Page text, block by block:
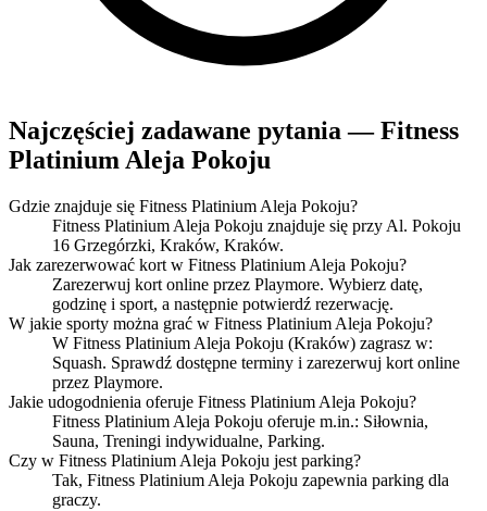
Najczęściej zadawane pytania — Fitness
Platinium Aleja Pokoju
Gdzie znajduje się Fitness Platinium Aleja Pokoju?
Fitness Platinium Aleja Pokoju znajduje się przy Al. Pokoju
16 Grzegórzki, Kraków, Kraków.
Jak zarezerwować kort w Fitness Platinium Aleja Pokoju?
Zarezerwuj kort online przez Playmore. Wybierz datę,
godzinę i sport, a następnie potwierdź rezerwację.
W jakie sporty można grać w Fitness Platinium Aleja Pokoju?
W Fitness Platinium Aleja Pokoju (Kraków) zagrasz w:
Squash. Sprawdź dostępne terminy i zarezerwuj kort online
przez Playmore.
Jakie udogodnienia oferuje Fitness Platinium Aleja Pokoju?
Fitness Platinium Aleja Pokoju oferuje m.in.: Siłownia,
Sauna, Treningi indywidualne, Parking.
Czy w Fitness Platinium Aleja Pokoju jest parking?
Tak, Fitness Platinium Aleja Pokoju zapewnia parking dla
graczy.